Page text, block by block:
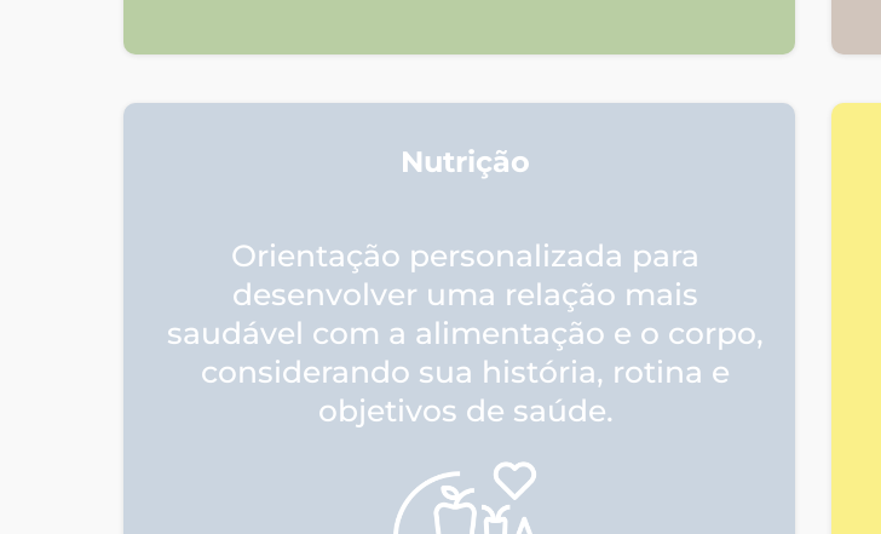
Nutrição
Orientação personalizada para
desenvolver uma relação mais
saudável com a alimentação e o corpo,
considerando sua história, rotina e
objetivos de saúde.